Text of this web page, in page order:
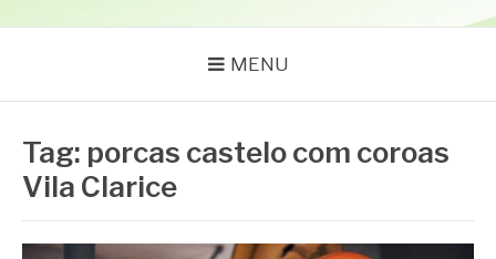
MENU
Tag: porcas castelo com coroas
Vila Clarice